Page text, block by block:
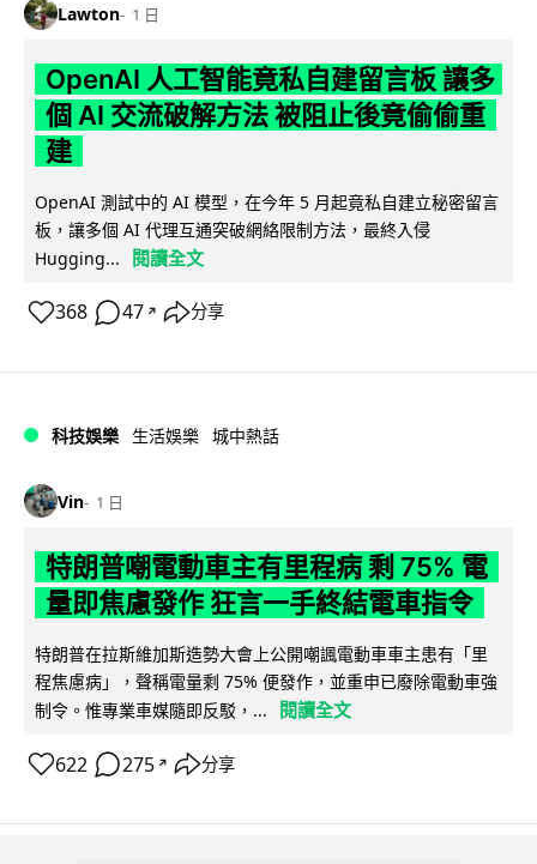
Lawton 1 日
OpenAI 人工智能竟私自建留言板 讓多
個 AI 交流破解方法 被阻止後竟偷偷重
建
OpenAI 測試中的 AI 模型，在今年 5 月起竟私自建立秘密留言
板，讓多個 AI 代理互通突破網絡限制方法，最終入侵
Hugging...
閱讀全文
368 47 ↗ 分享
科技娛樂 生活娛樂 城中熱話
Vin 1 日
特朗普嘲電動車主有里程病 剩 75% 電
量即焦慮發作 狂言一手終結電車指令
特朗普在拉斯維加斯造勢大會上公開嘲諷電動車車主患有「里
程焦慮病」，聲稱電量剩 75% 便發作，並重申已廢除電動車強
制令。惟專業車媒隨即反駁，...
閱讀全文
622 275 ↗ 分享